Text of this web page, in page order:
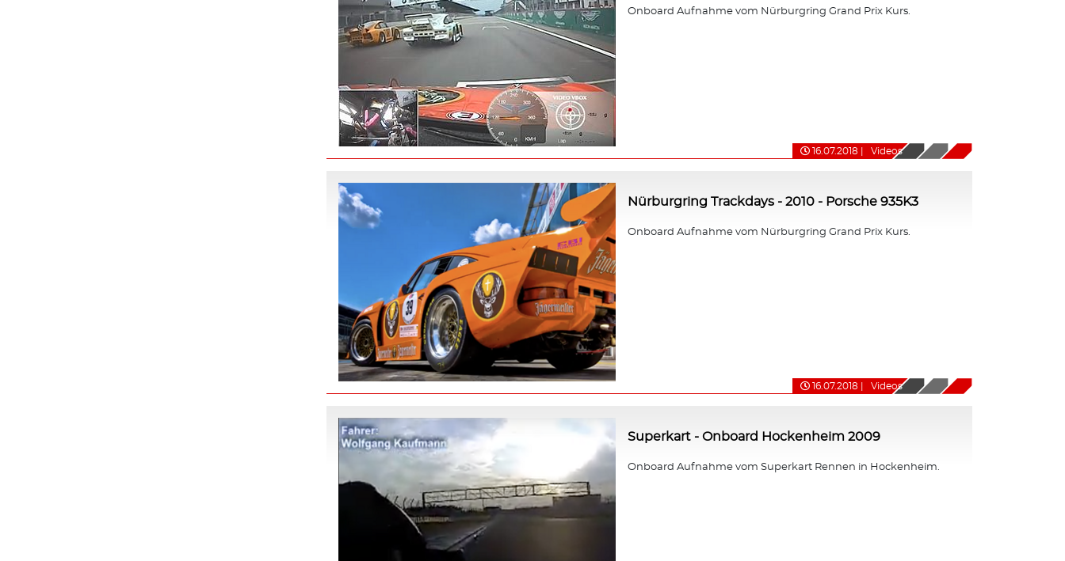
Onboard Aufnahme vom Nürburgring Grand Prix Kurs.
16.07.2018 Videos
Nürburgring Trackdays - 2010 - Porsche 935K3
Onboard Aufnahme vom Nürburgring Grand Prix Kurs.
16.07.2018 Videos
Superkart - Onboard Hockenheim 2009
Onboard Aufnahme vom Superkart Rennen in Hockenheim.